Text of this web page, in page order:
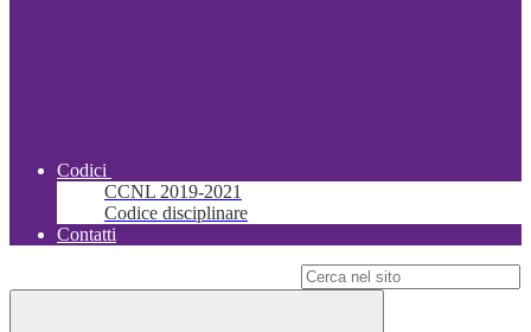
Codici
CCNL 2019-2021
Codice disciplinare
Contatti